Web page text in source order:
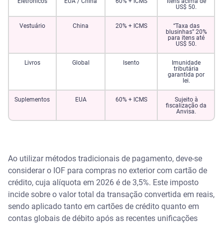
US$ 50.
Vestuário China 20% + ICMS
“Taxa das
blusinhas” 20%
para itens até
US$ 50.
Livros Global Isento
Imunidade
tributária
garantida por
lei.
Suplementos EUA 60% + ICMS
Sujeito à
fiscalização da
Anvisa.
Ao utilizar métodos tradicionais de pagamento, deve-se
considerar o IOF para compras no exterior com cartão de
crédito, cuja alíquota em 2026 é de 3,5%. Este imposto
incide sobre o valor total da transação convertida em reais,
sendo aplicado tanto em cartões de crédito quanto em
contas globais de débito após as recentes unificações